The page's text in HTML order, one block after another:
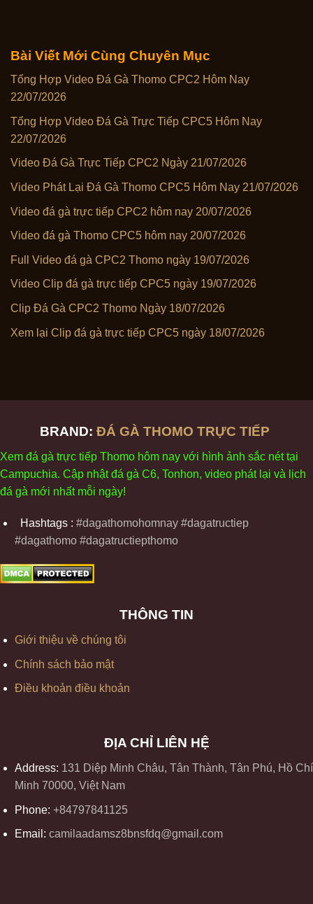
Bài Viết Mới Cùng Chuyên Mục
Tổng Hợp Video Đá Gà Thomo CPC2 Hôm Nay
22/07/2026
Tổng Hợp Video Đá Gà Trực Tiếp CPC5 Hôm Nay
22/07/2026
Video Đá Gà Trực Tiếp CPC2 Ngày 21/07/2026
Video Phát Lại Đá Gà Thomo CPC5 Hôm Nay 21/07/2026
Video đá gà trực tiếp CPC2 hôm nay 20/07/2026
Video đá gà Thomo CPC5 hôm nay 20/07/2026
Full Video đá gà CPC2 Thomo ngày 19/07/2026
Video Clip đá gà trực tiếp CPC5 ngày 19/07/2026
Clip Đá Gà CPC2 Thomo Ngày 18/07/2026
Xem lại Clip đá gà trực tiếp CPC5 ngày 18/07/2026
BRAND: ĐÁ GÀ THOMO TRỰC TIẾP
Xem đá gà trực tiếp Thomo hôm nay với hình ảnh sắc néttại
Campuchia. Cập nhậtđá gà C6, Tonhon, video phátl ại và ịch
đá gà mới nhất mỗi ngày!
Hashtags : #dagathomohomnay #dagatructiep
#dagathomo #dagatructiepthomo
THÔNG TIN
Giới thiệu về chúng tôi
Chính sách bảo mật
Điều khoản điều khoản
ĐỊA CHỈ LIÊN HỆ
Address: 131 Diệp Minh Châu, Tân Thành, Tân Phú, Hồ Chí
Minh 70000, Việt Nam
Phone: +84797841125
Email: camilaadamsz8bnsfdq@gmail.com